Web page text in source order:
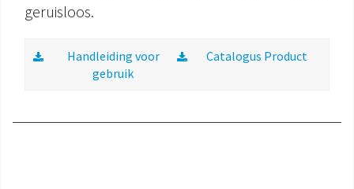
geruisloos.
Handleiding voor
gebruik
Catalogus Product